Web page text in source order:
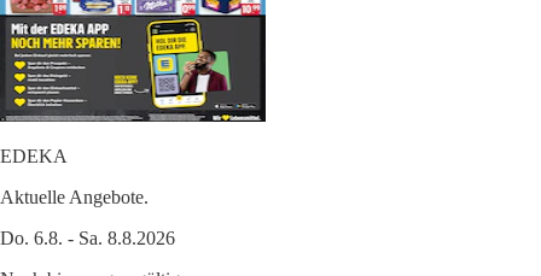
EDEKA
Aktuelle Angebote.
Do. 6.8. - Sa. 8.8.2026